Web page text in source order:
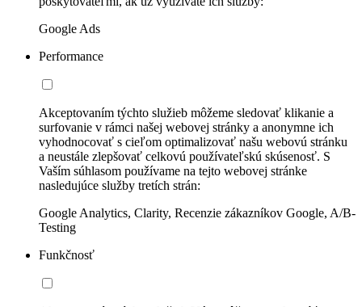
Google Ads
Performance
Akceptovaním týchto služieb môžeme sledovať klikanie a
surfovanie v rámci našej webovej stránky a anonymne ich
vyhodnocovať s cieľom optimalizovať našu webovú stránku
a neustále zlepšovať celkovú používateľskú skúsenosť. S
Vaším súhlasom používame na tejto webovej stránke
nasledujúce služby tretích strán:
Google Analytics, Clarity, Recenzie zákazníkov Google, A/B-
Testing
Funkčnosť